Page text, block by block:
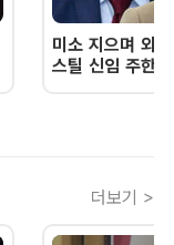
미소 지으며 외
스틸 신임 주한
더보기 >